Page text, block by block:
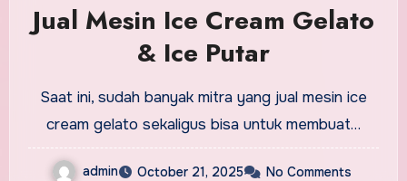
Jual Mesin Ice Cream Gelato
& Ice Putar
Saat ini, sudah banyak mitra yang jual mesin ice
cream gelato sekaligus bisa untuk membuat…
admin October 21, 2025 No Comments